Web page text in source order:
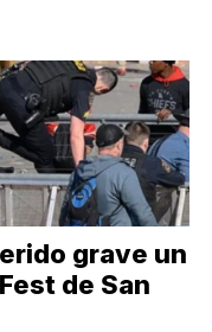
grave un
de San